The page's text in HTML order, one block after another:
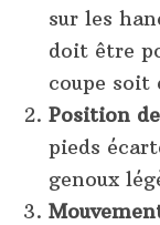
sur les
doit être
coupe soit
Position
pieds
genoux